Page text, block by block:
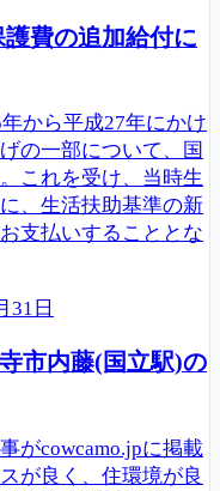
費の追加給付に
から平成27年にかけ
の一部について、国
これを受け、当時生
、生活扶助基準の新
支払いすることとな
31日
市内藤(国立駅)の
がcowcamo.jpに掲載
が良く、住環境が良